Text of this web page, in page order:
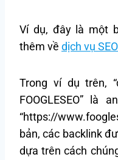
Ví dụ, đây là một
thêm về dịch vụ
Trong ví dụ trên,
FOOGLESEO” là
“https://
bản, các backlink
dựa trên cách